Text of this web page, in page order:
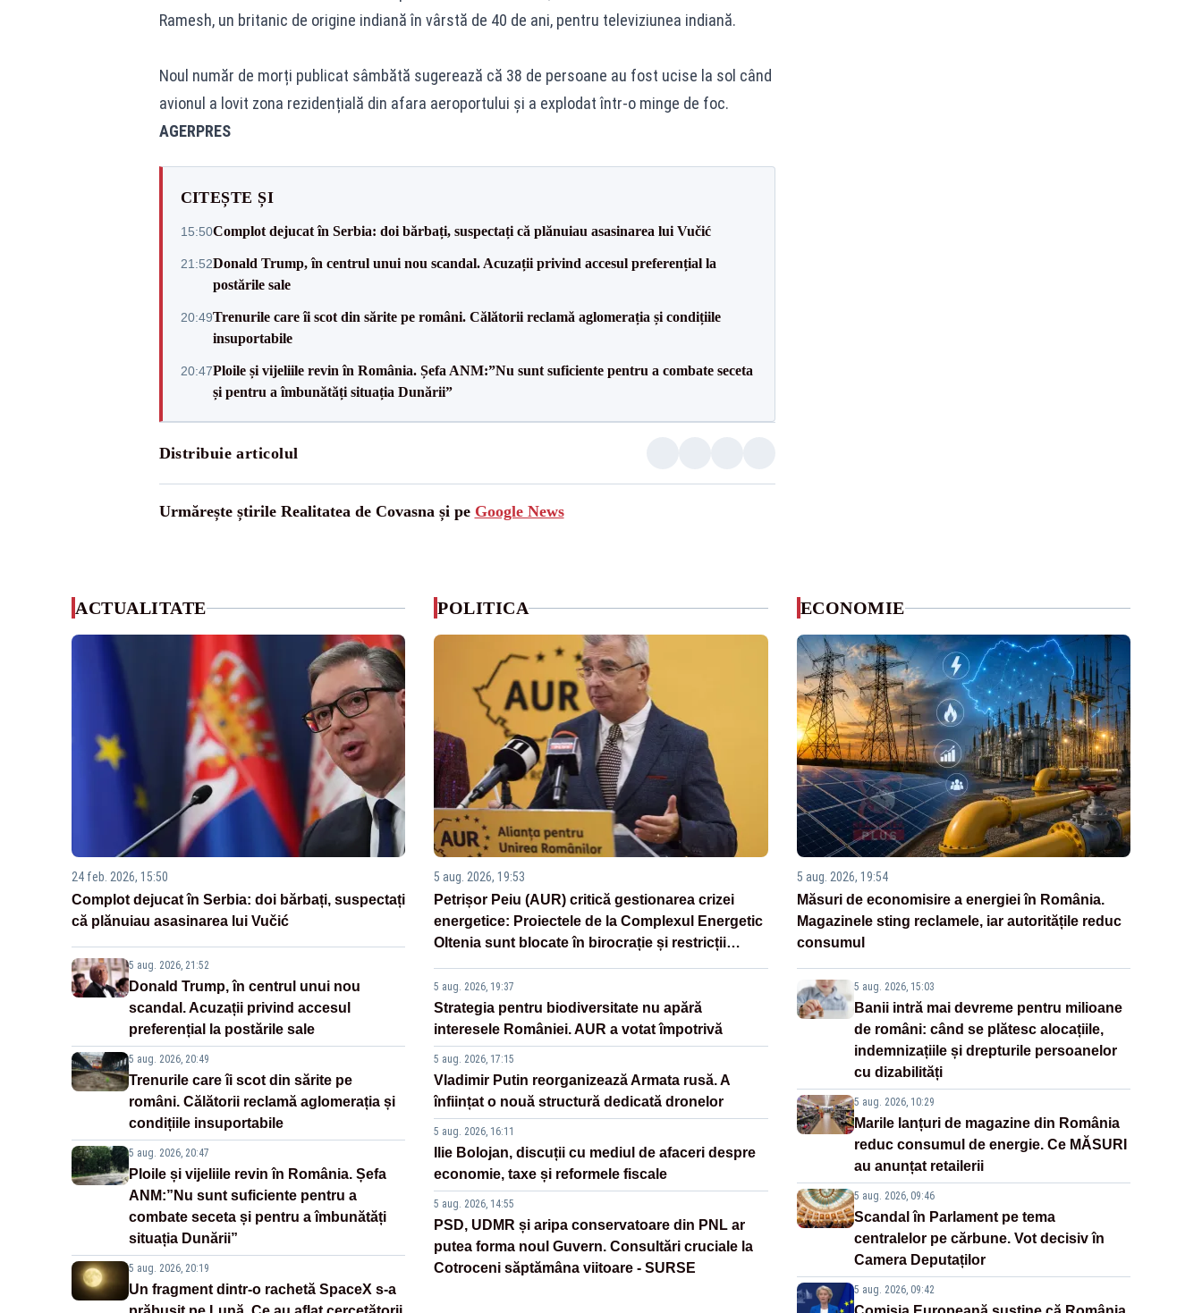
Ramesh, un britanic de origine indiană în vârstă de 40 de ani, pentru televiziunea indiană.
Noul număr de morți publicat sâmbătă sugerează că 38 de persoane au fost ucise la sol când
avionul a lovit zona rezidențială din afara aeroportului și a explodat într-o minge de foc.
AGERPRES
CITEȘTE ȘI
15:50Complot dejucat în Serbia: doi bărbați, suspectați că plănuiau asasinarea lui Vučić
21:52Donald Trump, în centrul unui nou scandal. Acuzații privind accesul preferențial la
postările sale
20:49Trenurile care îi scot din sărite pe români. Călătorii reclamă aglomerația și condițiile
insuportabile
20:47Ploile și vijeliile revin în România. Șefa ANM:”Nu sunt suficiente pentru a combate seceta
și pentru a îmbunătăți situația Dunării”
Distribuie articolul
Urmărește știrile Realitatea de Covasna și pe Google News
ACTUALITATE
24 feb. 2026, 15:50
Complot dejucat în Serbia: doi bărbați, suspectați
că plănuiau asasinarea lui Vučić
5 aug. 2026, 21:52
Donald Trump, în centrul unui nou
scandal. Acuzații privind accesul
preferențial la postările sale
5 aug. 2026, 20:49
Trenurile care îi scot din sărite pe
români. Călătorii reclamă aglomerația și
condițiile insuportabile
5 aug. 2026, 20:47
Ploile și vijeliile revin în România. Șefa
ANM:”Nu sunt suficiente pentru a
combate seceta și pentru a îmbunătăți
situația Dunării”
5 aug. 2026, 20:19
Un fragment dintr-o rachetă SpaceX s-a
POLITICA
5 aug. 2026, 19:53
Petrișor Peiu (AUR) critică gestionarea crizei
energetice: Proiectele de la Complexul Energetic
Oltenia sunt blocate în birocrație și restricții
5 aug. 2026, 19:37
Strategia pentru biodiversitate nu apără
interesele României. AUR a votat împotrivă
5 aug. 2026, 17:15
Vladimir Putin reorganizează Armata rusă. A
înființat o nouă structură dedicată dronelor
5 aug. 2026, 16:11
Ilie Bolojan, discuții cu mediul de afaceri despre
economie, taxe și reformele fiscale
5 aug. 2026, 14:55
PSD, UDMR și aripa conservatoare din PNL ar
putea forma noul Guvern. Consultări cruciale la
Cotroceni săptămâna viitoare - SURSE
ECONOMIE
5 aug. 2026, 19:54
Măsuri de economisire a energiei în România.
Magazinele sting reclamele, iar autoritățile reduc
consumul
5 aug. 2026, 15:03
Banii intră mai devreme pentru milioane
de români: când se plătesc alocațiile,
indemnizațiile și drepturile persoanelor
cu dizabilități
5 aug. 2026, 10:29
Marile lanțuri de magazine din România
reduc consumul de energie. Ce MĂSURI
au anunțat retailerii
5 aug. 2026, 09:46
Scandal în Parlament pe tema
centralelor pe cărbune. Vot decisiv în
Camera Deputaților
5 aug. 2026, 09:42